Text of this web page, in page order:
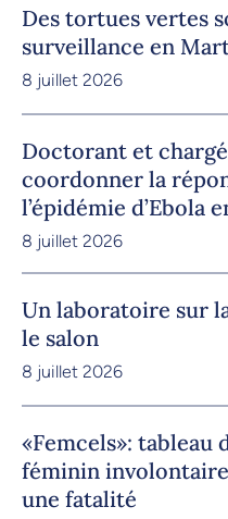
Des tortues vertes
surveillance en
8 juillet 2026
Doctorant et
coordonner la
l’épidémie d’Ebola
8 juillet 2026
Un laboratoire sur
le salon
8 juillet 2026
«Femcels»: tableau
féminin
une fatalité